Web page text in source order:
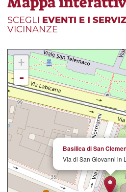
SCEGLI EVENTI E I
VICINANZE
Basilica di San
Via di San Giovanni in
+
-